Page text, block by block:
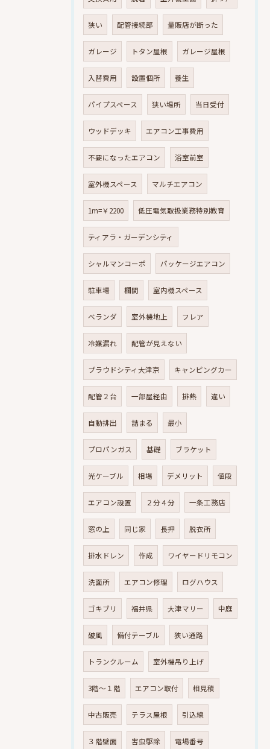
狭い 配管接続部 量販店が断った
ガレージ トタン屋根 ガレージ屋根
入替費用 設置個所 養生
パイプスペース 狭い場所 当日受付
ウッドデッキ エアコン工事費用
不要になったエアコン 浴室前室
室外機スペース マルチエアコン
1m=￥2200 低圧電気取扱業務特別教育
ティアラ・ガーデンシティ
シャルマンコーポ パッケージエアコン
駐車場 欄間 室内機スペース
ベランダ 室外機地上 フレア
冷媒漏れ 配管が見えない
プラウドシティ大津京 キャンピングカー
配管２台 一部屋経由 排熱 違い
自動排出 詰まる 最小
プロパンガス 基礎 ブラケット
光ケーブル 相場 デメリット 値段
エアコン設置 ２分４分 一条工務店
窓の上 同じ家 長押 脱衣所
排水ドレン 作成 ワイヤードリモコン
洗面所 エアコン修理 ログハウス
ゴキブリ 福井県 大津マリー 中庭
破風 備付テーブル 狭い通路
トランクルーム 室外機吊り上げ
3階～１階 エアコン取付 相見積
中古販売 テラス屋根 引込線
３階壁面 害虫駆除 電場番号